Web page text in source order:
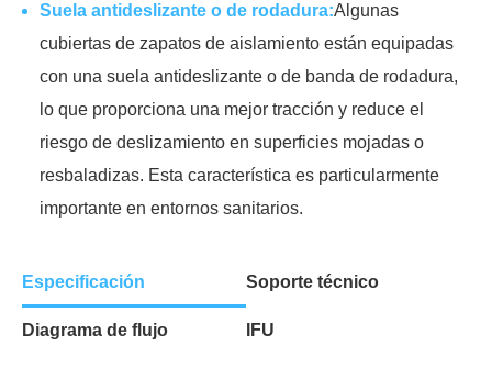
Suela antideslizante o de rodadura:Algunas
cubiertas de zapatos de aislamiento están equipadas
con una suela antideslizante o de banda de rodadura,
lo que proporciona una mejor tracción y reduce el
riesgo de deslizamiento en superficies mojadas o
resbaladizas. Esta característica es particularmente
importante en entornos sanitarios.
Especificación Soporte técnico
Diagrama de flujo IFU